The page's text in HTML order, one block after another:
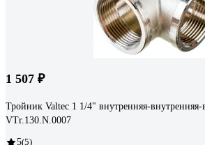
1 507 ₽
Тройник Valtec 1 1/4" внутренняя-внутренняя-
VTr.130.N.0007
5(5)